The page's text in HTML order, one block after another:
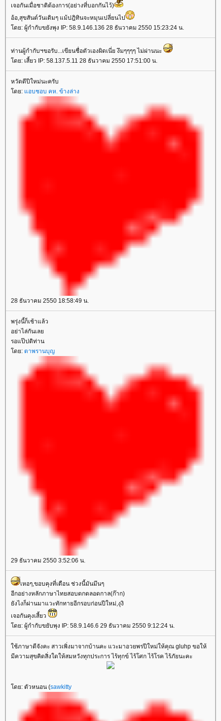
เจอกันเมื่อชาติต้องการ(อย่างที่บอกกันไว้)
อ้อ,สุขสันต์วันเดิมๆ แม้ปฎิทินจะหมุนเปลี่ยนไป
ดย: ผู้กำกับขยังพุง IP: 58.9.146.136 28 ธันวาคม 2550 15:23:24 น.
ท่านผู้กำกับฯขอรับ...เขียนชื่อตัวเองผิดเนี่ย งึมๆๆๆๆ ไม่ผ่านนะ
ดย: เสี้ยว IP: 58.137.5.11 28 ธันวาคม 2550 17:51:00 น.
หวัดดีปีใหม่นะครับ
ดย: อบชอบ คห. ข้างล่าง
28 ธันวาคม 2550 18:58:49 น.
พรุ่งนี้ก็เช้าแล้ว
อย่าไล่กันเล
รอแป๊ปดิท่าน
ดย: ตาพรานบุญ
29 ธันวาคม 2550 3:52:06 น.
เหอๆ,ขอบคุงที่เตือน ช่วงนี้มันมึนๆ
อีกอย่างหลักภาษาไทยสอบตกตลอดกาล(ก๊าก)
ังไงก็ผ่านมาแวะทักทายอีกรอบก่อนปีใหม่,งุงิ
เจอกันคุงเสี้ยว
ดย: ผู้กำกับขยับพุง IP: 58.9.146.6 29 ธันวาคม 2550 9:12:24 น.
ช้ภาษาดีจังคะ สาวเพิ่งมาจากบ้านคะ แวะมาอวยพรปีใหม่ให้คุณ gluhp ขอให้
มีความสุขคิดสิ่งใดให้สมหวังทุกประการ ไร้ทุกข์ ไร้โศก ไร้โรค ไร้ภัยนะคะ
ดย: ตัวหนอน (sawkitty